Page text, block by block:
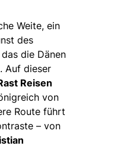
Weite, ein
des
die Dänen
Auf dieser
Reisen
von
Route führt
– von